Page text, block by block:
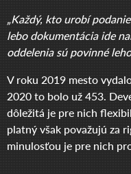
„Každý, kto urobí
lebo dokumentácia ide
oddelenia sú povinné
V roku 2019 mesto
2020 to bolo už 453.
dôležitá je pre nich
platný však považujú za
minulosťou je pre nich